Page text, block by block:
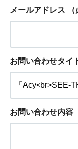
メールアドレス
お問い合わせタイ
お問い合わせ内容